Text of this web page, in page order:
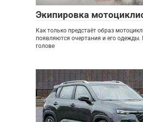
Экипировка
Как только предстаёт образ
появляются очертания и его одежды.
голове